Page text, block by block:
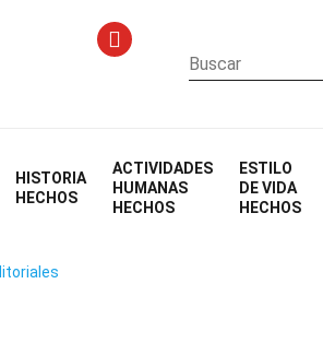
HISTORIA
HECHOS
ACTIVIDADES
HUMANAS
HECHOS
ESTILO
DE VIDA
HECHOS